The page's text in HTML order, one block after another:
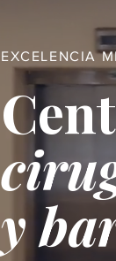
EXCELENCIA
y